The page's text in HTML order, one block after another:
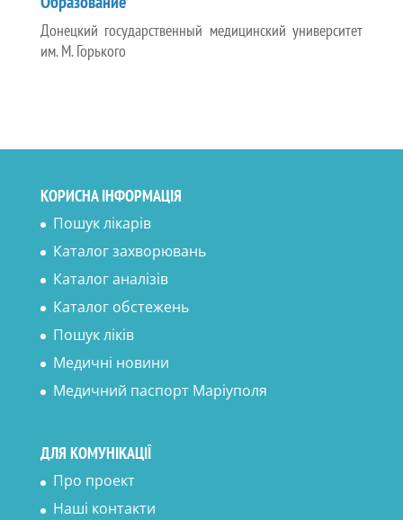
Донецкий государственный медицинский университет
им. М. Горького
КОРИСНА ІНФОРМАЦІЯ
Пошук лікарів
Каталог захворювань
Каталог аналізів
Каталог обстежень
Пошук ліків
Медичні новини
Медичний паспорт Маріуполя
ДЛЯ КОМУНІКАЦІЇ
Про проект
Наші контакти